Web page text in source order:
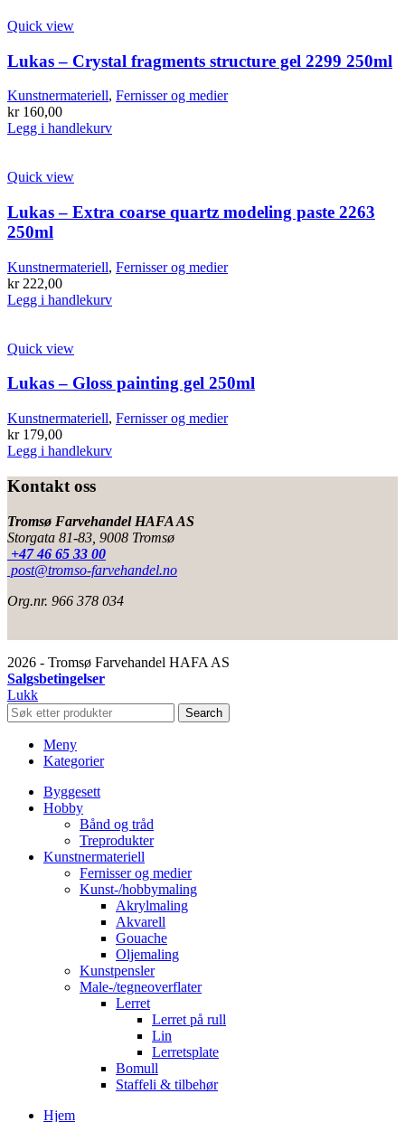
Quick view
Lukas – Crystal fragments structure gel 2299 250ml
Kunstnermateriell, Fernisser og medier
kr160,00
Legg i handlekurv
Quick view
Lukas – Extra coarse quartz modeling paste 2263
250ml
Kunstnermateriell, Fernisser og medier
kr222,00
Legg i handlekurv
Quick view
Lukas – Gloss painting gel 250ml
Kunstnermateriell, Fernisser og medier
kr179,00
Legg i handlekurv
Kontakt oss
Tromsø Farvehandel HAFA AS
Storgata 81-83, 9008 Tromsø
+47 46 65 33 00
post@tromso-farvehandel.no
Org.nr. 966 378 034
2026 - Tromsø Farvehandel HAFA AS
Salgsbetingelser
Lukk
Search
Meny
Kategorier
Byggesett
Hobby
Bånd og tråd
Treprodukter
Kunstnermateriell
Fernisser og medier
Kunst-/hobbymaling
Akrylmaling
Akvarell
Gouache
Oljemaling
Kunstpensler
Male-/tegneoverflater
Lerret
Lerret på rull
Lin
Lerretsplate
Bomull
Staffeli & tilbehør
Hjem